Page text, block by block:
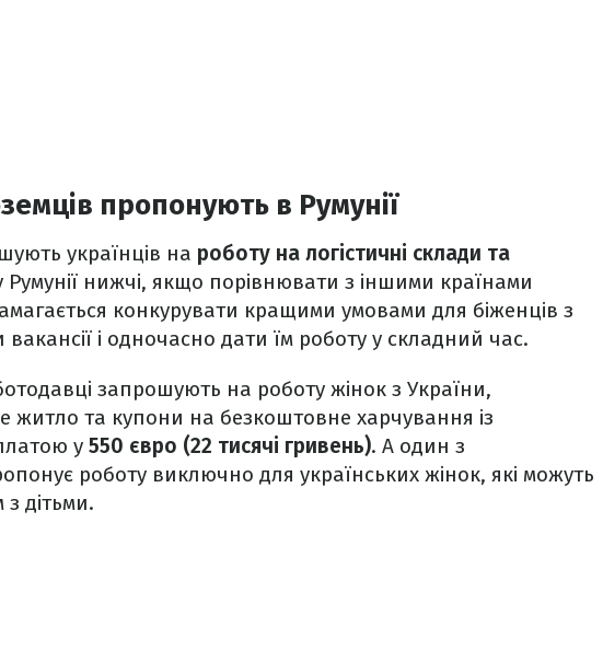
пропонують в Румунії
українців на роботу на логістичні склади та
Румунії нижчі, якщо порівнювати з іншими країнами
конкурувати кращими умовами для біженців з
і одночасно дати їм роботу у складний час.
запрошують на роботу жінок з України,
та купони на безкоштовне харчування із
у 550 євро (22 тисячі гривень). А один з
роботу виключно для українських жінок, які можуть
дітьми.